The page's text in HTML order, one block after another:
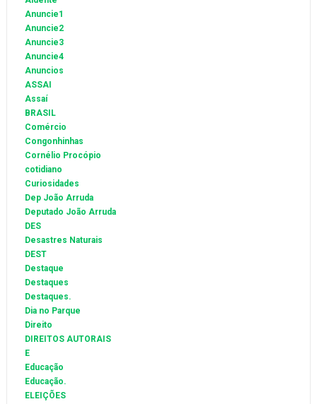
Anuncie1
Anuncie2
Anuncie3
Anuncie4
Anuncios
ASSAI
Assaí
BRASIL
Comércio
Congonhinhas
Cornélio Procópio
cotidiano
Curiosidades
Dep João Arruda
Deputado João Arruda
DES
Desastres Naturais
DEST
Destaque
Destaques
Destaques.
Dia no Parque
Direito
DIREITOS AUTORAIS
E
Educação
Educação.
ELEIÇÕES